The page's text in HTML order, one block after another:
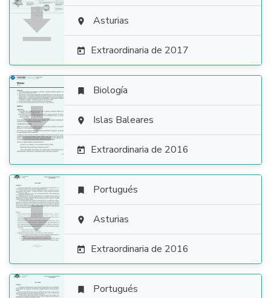
  Asturias
 Extraordinaria de 2017

 Biología
 Islas Baleares
 Extraordinaria de 2016

 Portugués
 Asturias
 Extraordinaria de 2016
 Portugués